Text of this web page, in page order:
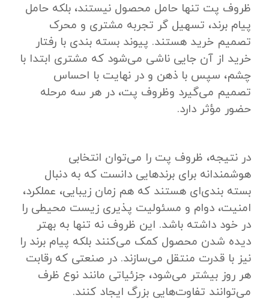
ظروف پت تنها حامل محصول نیستند، بلکه حامل
پیام برند، تسهیل‌ گر تجربه مشتری و محرک
تصمیم خرید هستند. پیوند بسته ‌بندی با رفتار
خرید از آن ‌جایی ناشی می‌شود که مشتری ابتدا با
چشم، سپس با ذهن و در نهایت با احساس
تصمیم می‌گیرد وظروف پت، در هر سه مرحله
حضور مؤثر دارد.
در نتیجه، ظروف پت را می‌توان انتخابی
هوشمندانه برای برندهایی دانست که به دنبال
بسته ‌بندی‌ای هستند که هم‌ زمان زیبایی، عملکرد،
امنیت، دوام و مسئولیت‌ پذیری زیست ‌محیطی را
در خود داشته باشد. این ظروف نه ‌تنها به بهتر
دیده شدن محصول کمک می‌کنند بلکه پیام برند را
نیز با قدرت منتقل می‌سازند. در صنعتی که رقابت
هر روز بیشتر می‌شود، جزئیاتی مانند نوع ظرف
می‌توانند تفاوت‌هایی بزرگ ایجاد کنند.